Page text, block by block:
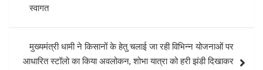
स्वागत
मुख्यमंत्री धामी ने किसानों के हेतु चलाई जा रही विभिन्न योजनाओं पर
आधारित स्टॉलो का किया अवलोकन, शोभा यात्रा को हरी झंडी दिखाकर